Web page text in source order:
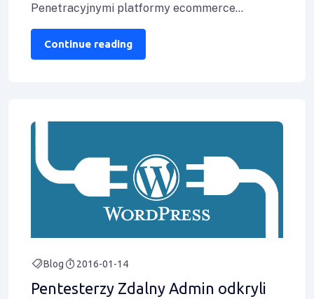
Penetracyjnymi platformy ecommerce
uruchomionej na silniku WordPress naszego
Klienta nasi pentesterzy odnaleźli podatność
Blind SQL
Continue reading
Blog 2016-01-14
Pentesterzy Zdalny Admin odkryli